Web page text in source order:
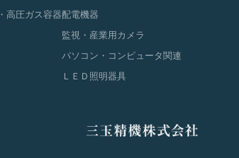
高圧ガス容器配電機器
監視・産業用カメラ
パソコン・コンピュータ関連
ＬＥＤ照明器具